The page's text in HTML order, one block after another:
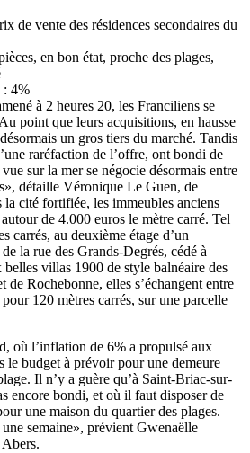
de vente des résidences secondaires du
en bon état, proche des plages,
: 4%
à 2 heures 20, les Franciliens se
point que leurs acquisitions, en hausse
un gros tiers du marché. Tandis
raréfaction de l’offre, ont bondi de
sur la mer se négocie désormais entre
détaille Véronique Le Guen, de
cité fortifiée, les immeubles anciens
de 4.000 euros le mètre carré. Tel
carrés, au deuxième étage d’un
la rue des Grands-Degrés, cédé à
villas 1900 de style balnéaire des
de Rochebonne, elles s’échangent entre
120 mètres carrés, sur une parcelle
où l’inflation de 6% a propulsé aux
le budget à prévoir pour une demeure
Il n’y a guère qu’à Saint-Briac-sur-
encore bondi, et où il faut disposer de
une maison du quartier des plages.
semaine», prévient Gwenaëlle